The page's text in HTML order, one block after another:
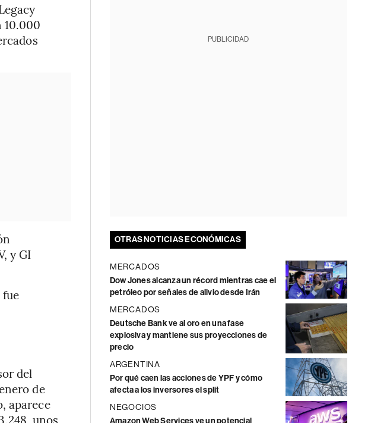
10.000
y GI
del
de
aparece
unos
PUBLICIDAD
OTRAS NOTICIAS ECONÓMICAS
MERCADOS
Dow Jones alcanza un récord mientras cae el
petróleo por señales de alivio desde Irán
MERCADOS
Deutsche Bank ve al oro en una fase
explosiva y mantiene sus proyecciones de
precio
ARGENTINA
Por qué caen las acciones de YPF y cómo
afecta a los inversores el split
NEGOCIOS
Amazon Web Services ve un potencial